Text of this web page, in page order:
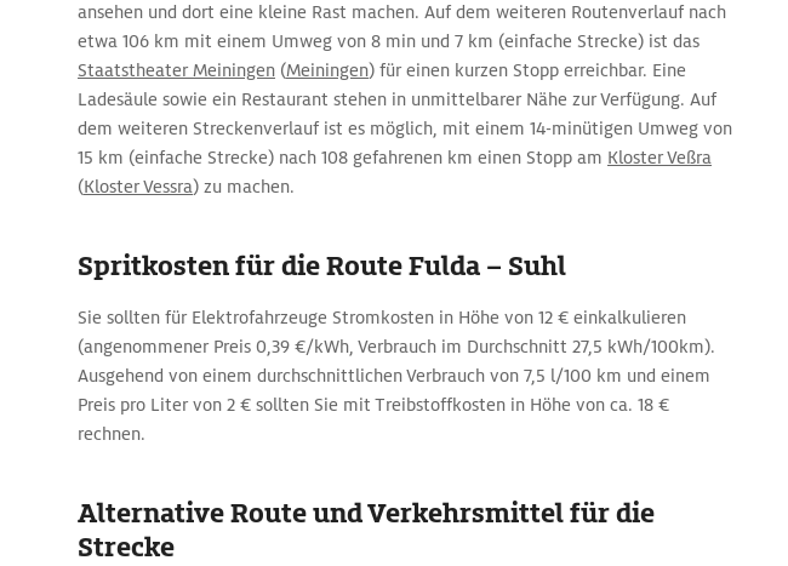
ansehen und dort eine kleine Rast machen. Auf dem weiteren Routenverlauf nach
etwa 106 km mit einem Umweg von 8 min und 7 km (einfache Strecke) ist das
Staatstheater Meiningen (Meiningen) für einen kurzen Stopp erreichbar. Eine
Ladesäule sowie ein Restaurant stehen in unmittelbarer Nähe zur Verfügung. Auf
dem weiteren Streckenverlauf ist es möglich, mit einem 14-minütigen Umweg von
15 km (einfache Strecke) nach 108 gefahrenen km einen Stopp am Kloster Veßra
(Kloster Vessra) zu machen.
Spritkosten für die Route Fulda – Suhl
Sie sollten für Elektrofahrzeuge Stromkosten in Höhe von 12 € einkalkulieren
(angenommener Preis 0,39 €/kWh, Verbrauch im Durchschnitt 27,5 kWh/100km).
Ausgehend von einem durchschnittlichen Verbrauch von 7,5 l/100 km und einem
Preis pro Liter von 2 € sollten Sie mit Treibstoffkosten in Höhe von ca. 18 €
rechnen.
Alternative Route und Verkehrsmittel für die
Strecke